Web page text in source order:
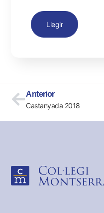
Llegir
Anterior
Castanyada 2018